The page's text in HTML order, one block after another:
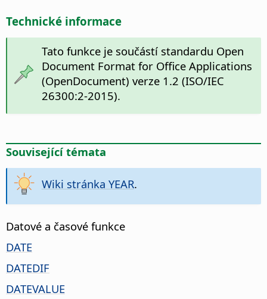
Technické informace
Tato funkce je součástí standardu Open
Document Format for Office Applications
(OpenDocument) verze 1.2 (ISO/IEC
26300:2-2015).
Související témata
Wiki stránka YEAR.
Datové a časové funkce
DATE
DATEDIF
DATEVALUE